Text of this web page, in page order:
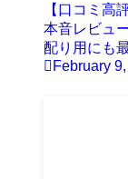
【口コミ高
本音レビュ
配り用にも
February